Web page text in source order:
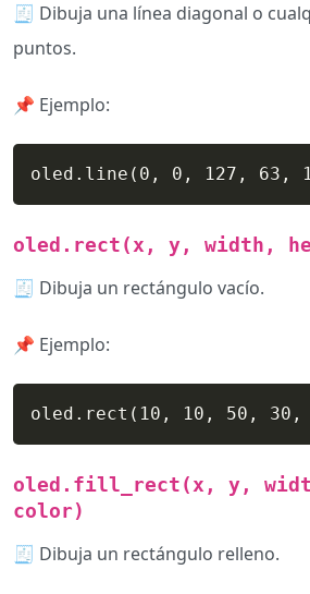
🧾 Dibuja una línea diagonal o
puntos.
📌 Ejemplo:
oled.line(0, 0, 127, 63,
oled.rect(x, y, width,
🧾 Dibuja un rectángulo vacío.
📌 Ejemplo:
oled.rect(10, 10, 50, 30,
oled.fill_rect(x, y,
color)
🧾 Dibuja un rectángulo relleno.